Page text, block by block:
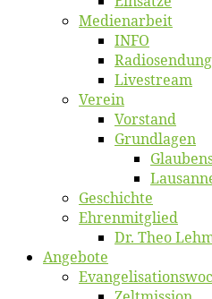
Me­di­en­ar­beit
INFO
Ra­dio­sen­dung
Live­stream
Ver­ein
Vor­stand
Grund­la­gen
Ge­schich­te
Eh­ren­mit­glied
Dr. Theo
An­ge­bo­te